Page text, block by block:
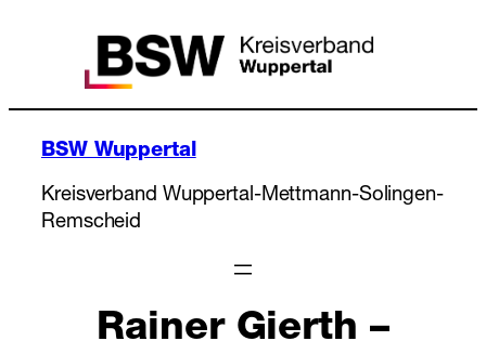
BSW Wuppertal
Kreisverband Wuppertal-Mettmann-Solingen-
Remscheid
Rainer Gierth –